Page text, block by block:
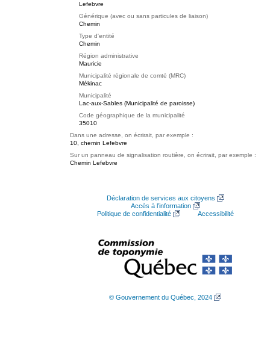
Lefebvre
Générique (avec ou sans particules de liaison)
Chemin
Type d'entité
Chemin
Région administrative
Mauricie
Municipalité régionale de comté (MRC)
Mékinac
Municipalité
Lac-aux-Sables (Municipalité de paroisse)
Code géographique de la municipalité
35010
Dans une adresse, on écrirait, par exemple :
10, chemin Lefebvre
Sur un panneau de signalisation routière, on écrirait, par exemple :
Chemin Lefebvre
Déclaration de services aux citoyens
Accès à l’information
Politique de confidentialité
Accessibilité
© Gouvernement du Québec, 2024